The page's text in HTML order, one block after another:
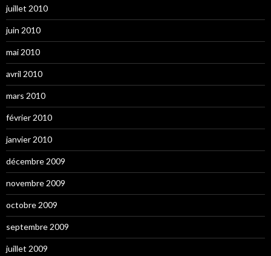
juillet 2010
juin 2010
mai 2010
avril 2010
mars 2010
février 2010
janvier 2010
décembre 2009
novembre 2009
octobre 2009
septembre 2009
juillet 2009